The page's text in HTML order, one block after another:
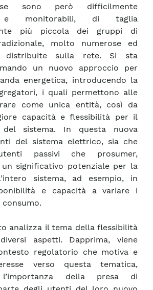
sono però difficilmente
e monitorabili, di taglia
più piccola dei gruppi di
molto numerose ed
distribuite sulla rete. Si sta
un nuovo approccio per
energetica, introducendo la
i quali permettono alle
come unica entità, così da
capacità e flessibilità per il
del sistema. In questa nuova
del sistema elettrico, sia che
passivi che prosumer,
un significativo potenziale per la
sistema, ad esempio, in
e capacità a variare i
analizza il tema della flessibilità
aspetti. Dapprima, viene
regolatorio che motiva e
verso questa tematica,
l’importanza della presa di